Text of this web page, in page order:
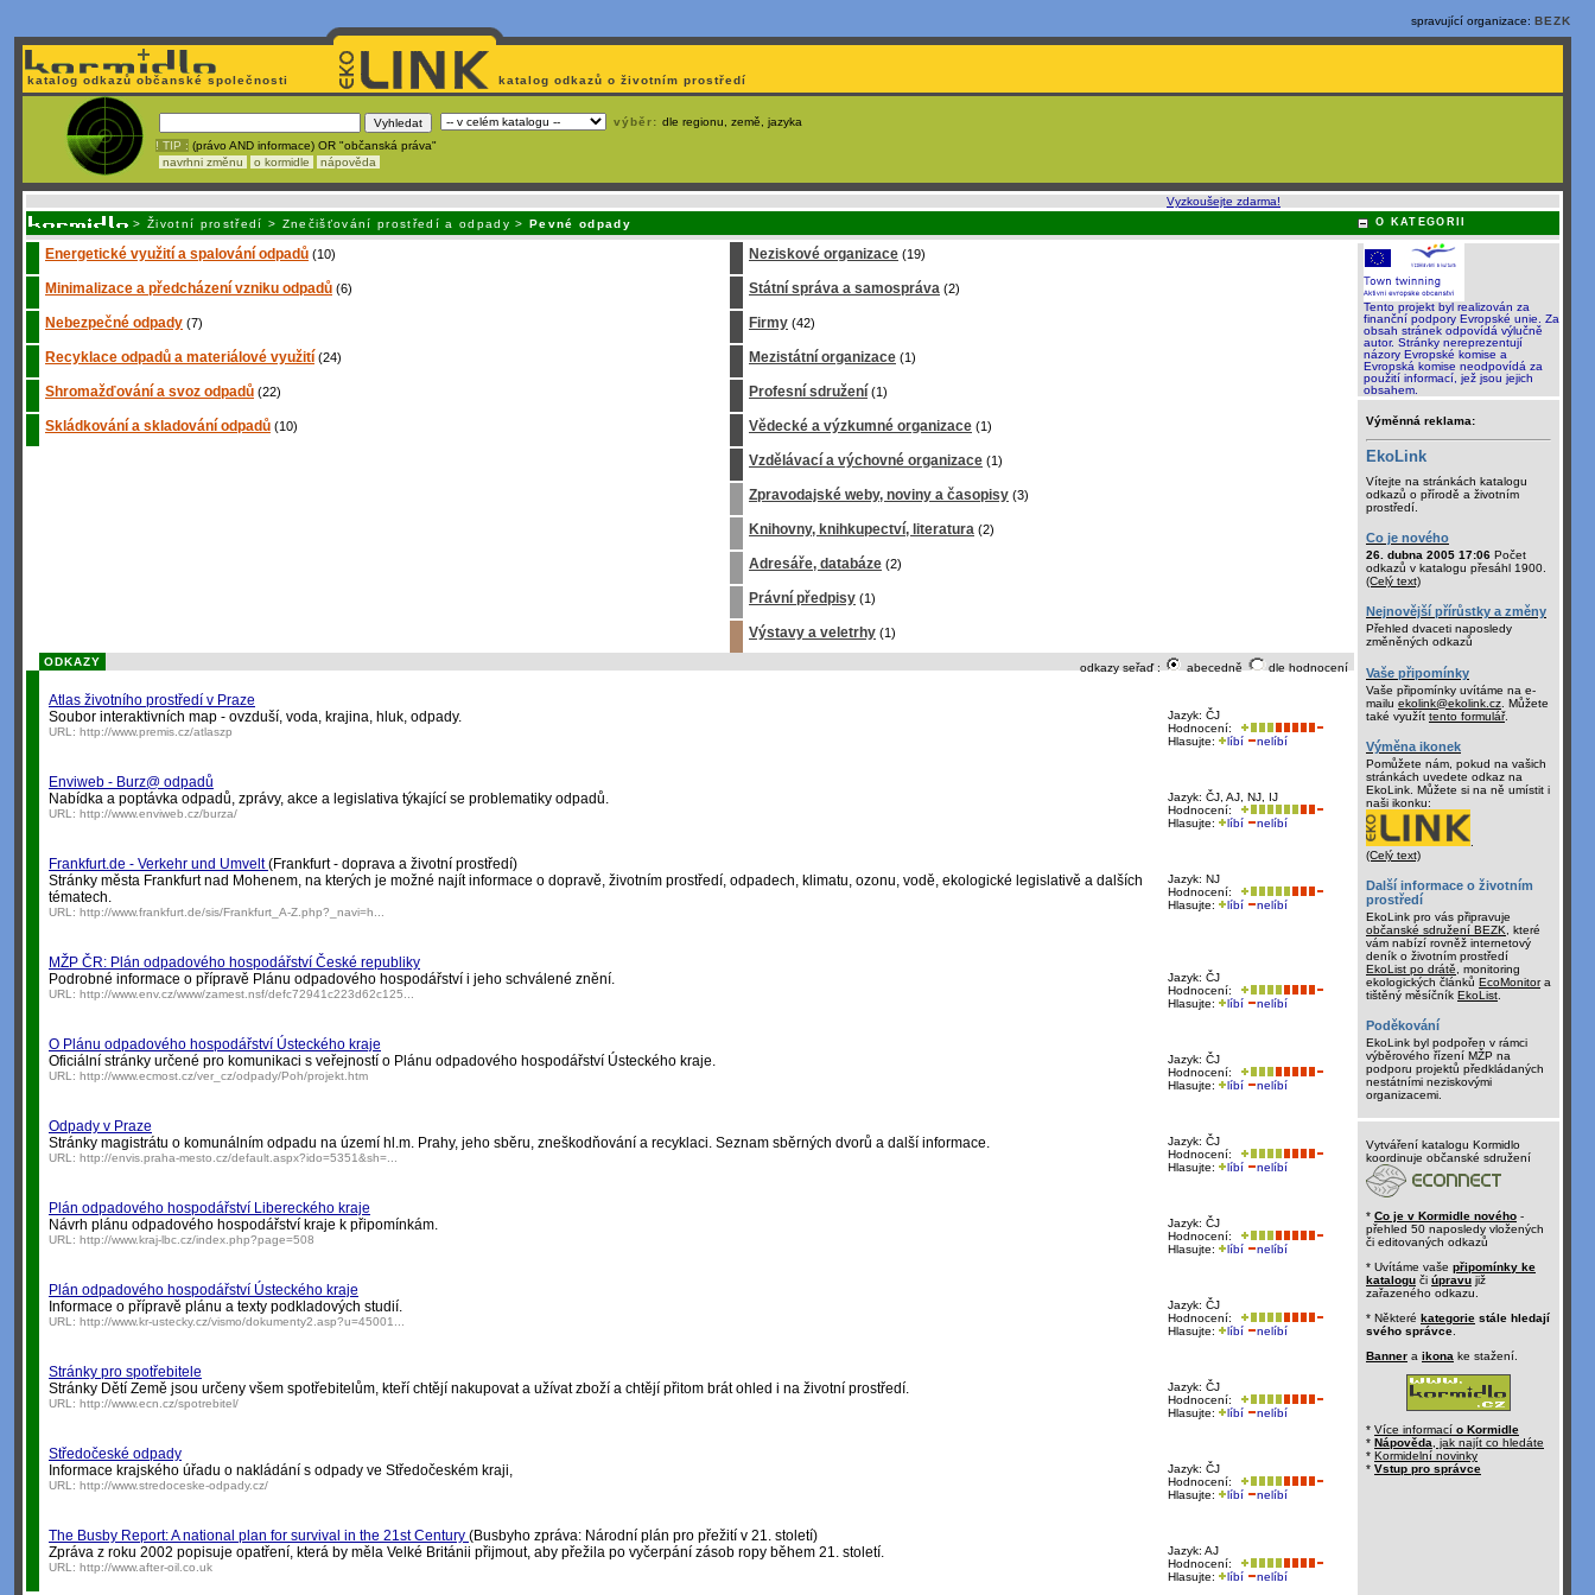
spravující organizace: BEZK
katalog odkazů občanské společnosti katalog odkazů o životním prostředí
výběr: dle regionu, země, jazyka
! TIP : (právo AND informace) OR "občanská práva"
navrhni změnu
o kormidle nápověda
Vyzkoušejte zdarma!
O KATEGORII
> Životní prostředí > Znečišťování prostředí a odpady >Pevné odpady
Energetické využití a spalování odpadů (10)
Minimalizace a předcházení vzniku odpadů (6)
Nebezpečné odpady (7)
Recyklace odpadů a materiálové využití (24)
Shromažďování a svoz odpadů (22)
Skládkování a skladování odpadů (10)
Neziskové organizace (19)
Státní správa a samospráva (2)
Firmy (42)
Mezistátní organizace (1)
Profesní sdružení (1)
Vědecké a výzkumné organizace (1)
Vzdělávací a výchovné organizace (1)
Zpravodajské weby, noviny a časopisy (3)
Knihovny, knihkupectví, literatura (2)
Adresáře, databáze (2)
Právní předpisy (1)
Výstavy a veletrhy (1)
odkazy seřaď : abecedně dle hodnocení
ODKAZY
Atlas životního prostředí v Praze
Jazyk: ČJ
Hodnocení:
Hlasujte:
líbí nelíbí
Soubor interaktivních map - ovzduší, voda, krajina, hluk, odpady.
URL: http://www.premis.cz/atlaszp
Enviweb - Burz@ odpadů
Jazyk: ČJ, AJ, NJ, IJ
Hodnocení:
Hlasujte:
líbí nelíbí
Nabídka a poptávka odpadů, zprávy, akce a legislativa týkající se problematiky odpadů.
URL: http://www.enviweb.cz/burza/
Frankfurt.de - Verkehr und Umvelt(Frankfurt - doprava a životní prostředí)
Jazyk: NJ
Hodnocení:
Hlasujte:
líbí nelíbí
Stránky města Frankfurt nad Mohenem, na kterých je možné najít informace o dopravě, životním prostředí, odpadech, klimatu, ozonu, vodě, ekologické legislativě a dalších
tématech.
URL: http://www.frankfurt.de/sis/Frankfurt_A-Z.php?_navi=h...
MŽP ČR: Plán odpadového hospodářství České republiky
Jazyk: ČJ
Hodnocení:
Hlasujte:
líbí nelíbí
Podrobné informace o přípravě Plánu odpadového hospodářství i jeho schválené znění.
URL: http://www.env.cz/www/zamest.nsf/defc72941c223d62c125...
O Plánu odpadového hospodářství Ústeckého kraje
Jazyk: ČJ
Hodnocení:
Hlasujte:
líbí nelíbí
Oficiální stránky určené pro komunikaci s veřejností o Plánu odpadového hospodářství Ústeckého kraje.
URL: http://www.ecmost.cz/ver_cz/odpady/Poh/projekt.htm
Odpady v Praze
Jazyk: ČJ
Hodnocení:
Hlasujte:
líbí nelíbí
Stránky magistrátu o komunálním odpadu na území hl.m. Prahy, jeho sběru, zneškodňování a recyklaci. Seznam sběrných dvorů a další informace.
URL: http://envis.praha-mesto.cz/default.aspx?ido=5351&sh=...
Plán odpadového hospodářství Libereckého kraje
Jazyk: ČJ
Hodnocení:
Hlasujte:
líbí nelíbí
Návrh plánu odpadového hospodářství kraje k připomínkám.
URL: http://www.kraj-lbc.cz/index.php?page=508
Plán odpadového hospodářství Ústeckého kraje
Jazyk: ČJ
Hodnocení:
Hlasujte:
líbí nelíbí
Informace o přípravě plánu a texty podkladových studií.
URL: http://www.kr-ustecky.cz/vismo/dokumenty2.asp?u=45001...
Stránky pro spotřebitele
Jazyk: ČJ
Hodnocení:
Hlasujte:
líbí nelíbí
Stránky Dětí Země jsou určeny všem spotřebitelům, kteří chtějí nakupovat a užívat zboží a chtějí přitom brát ohled i na životní prostředí.
URL: http://www.ecn.cz/spotrebitel/
Středočeské odpady
Jazyk: ČJ
Hodnocení:
Hlasujte:
líbí nelíbí
Informace krajského úřadu o nakládání s odpady ve Středočeském kraji,
URL: http://www.stredoceske-odpady.cz/
The Busby Report: A national plan for survival in the 21st Century (Busbyho zpráva: Národní plán pro přežití v 21. století)
Jazyk: AJ
Hodnocení:
Hlasujte:
líbí nelíbí
Zpráva z roku 2002 popisuje opatření, která by měla Velké Británii přijmout, aby přežila po vyčerpání zásob ropy během 21. století.
URL: http://www.after-oil.co.uk
Tento projekt byl realizován za
finanční podpory Evropské unie. Za
obsah stránek odpovídá výlučně
autor. Stránky nereprezentují
názory Evropské komise a
Evropská komise neodpovídá za
použití informací, jež jsou jejich
obsahem.
Výměnná reklama:
EkoLink
Vítejte na stránkách katalogu
odkazů o přírodě a životním
prostředí.
Co je nového
26. dubna 2005 17:06 Počet
odkazů v katalogu přesáhl 1900.
(Celý text)
Nejnovější přírůstky a změny
Přehled dvaceti naposledy
změněných odkazů
Vaše připomínky
Vaše připomínky uvítáme na e-
mailu ekolink@ekolink.cz . Můžete
také využít tento formulář.
Výměna ikonek
Pomůžete nám, pokud na vašich
stránkách uvedete odkaz na
EkoLink. Můžete si na ně umístit i
naši ikonku:
(Celý text)
Další informace o životním
prostředí
EkoLink pro vás připravuje
občanské sdružení BEZK , které
vám nabízí rovněž internetový
deník o životním prostředí
EkoList po drátě , monitoring
ekologických článků EcoMonitora
tištěný měsíčník EkoList
Poděkování
EkoLink byl podpořen v rámci
výběrového řízení MŽP na
podporu projektů předkládaných
nestátními neziskovými
organizacemi.
Vytváření katalogu Kormidlo
koordinuje občanské sdružení
* Co je v Kormidle nového -
přehled 50 naposledy vložených
či editovaných odkazů
* Uvítáme vaše připomínky ke
katalogu či úpravu již
zařazeného odkazu.
* Některé kategorie stále hledají
svého správce
Banner a ikona ke stažení.
* Více informací o Kormidle
* Nápověda , jak najít co hledáte
* Kormidelní novinky
* Vstup pro správce